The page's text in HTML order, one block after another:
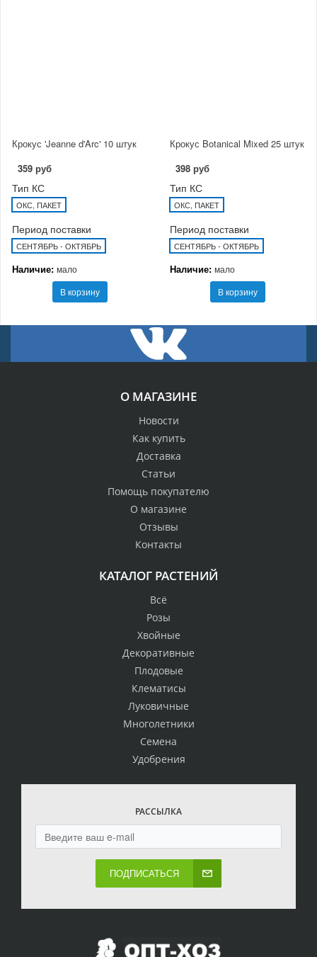
Крокус 'Jeanne d'Arc' 10 штук
359 руб
Тип КС
ОКС, ПАКЕТ
Период поставки
СЕНТЯБРЬ - ОКТЯБРЬ
Наличие: мало
В корзину
Крокус Botanical Mixed 25 штук
398 руб
Тип КС
ОКС, ПАКЕТ
Период поставки
СЕНТЯБРЬ - ОКТЯБРЬ
Наличие: мало
В корзину
О МАГАЗИНЕ
Новости
Как купить
Доставка
Статьи
Помощь покупателю
О магазине
Отзывы
Контакты
КАТАЛОГ РАСТЕНИЙ
Всё
Розы
Хвойные
Декоративные
Плодовые
Клематисы
Луковичные
Многолетники
Семена
Удобрения
РАССЫЛКА
ПОДПИСАТЬСЯ